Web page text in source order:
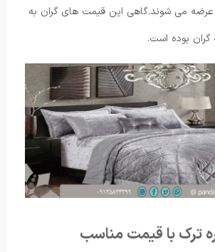
می شوند.گاهی این قیمت های گران به
بوده است.
ترک با قیمت مناسب